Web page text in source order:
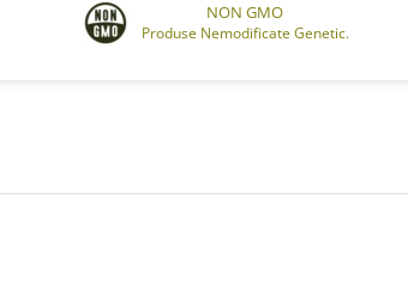
NON GMO
Produse Nemodificate Genetic.